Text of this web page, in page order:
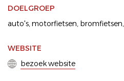
DOELGROEP
auto's motorfietsen bromfietsen
WEBSITE
bezoek website